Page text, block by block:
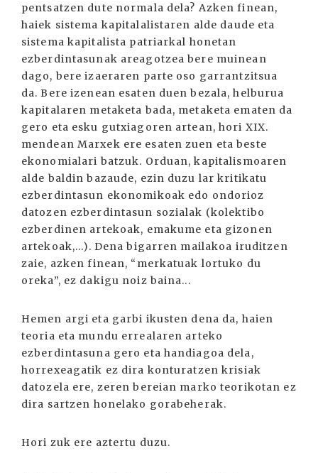
pentsatzen dute normala dela? Azken finean,
haiek sistema kapitalalistaren alde daude eta
sistema kapitalista patriarkal honetan
ezberdintasunak areagotzea bere muinean
dago, bere izaeraren parte oso garrantzitsua
da. Bere izenean esaten duen bezala, helburua
kapitalaren metaketa bada, metaketa ematen da
gero eta esku gutxiagoren artean, hori XIX.
mendean Marxek ere esaten zuen eta beste
ekonomialari batzuk. Orduan, kapitalismoaren
alde baldin bazaude, ezin duzu lar kritikatu
ezberdintasun ekonomikoak edo ondorioz
datozen ezberdintasun sozialak (kolektibo
ezberdinen artekoak, emakume eta gizonen
artekoak,...). Dena bigarren mailakoa iruditzen
zaie, azken finean, “merkatuak lortuko du
oreka”, ez dakigu noiz baina...
Hemen argi eta garbi ikusten dena da, haien
teoria eta mundu errealaren arteko
ezberdintasuna gero eta handiagoa dela,
horrexeagatik ez dira konturatzen krisiak
datozela ere, zeren bereian marko teorikotan ez
dira sartzen honelako gorabeherak.
Hori zuk ere aztertu duzu.